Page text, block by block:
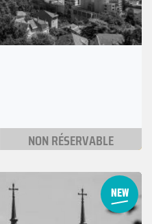
NON RÉSERVABLE